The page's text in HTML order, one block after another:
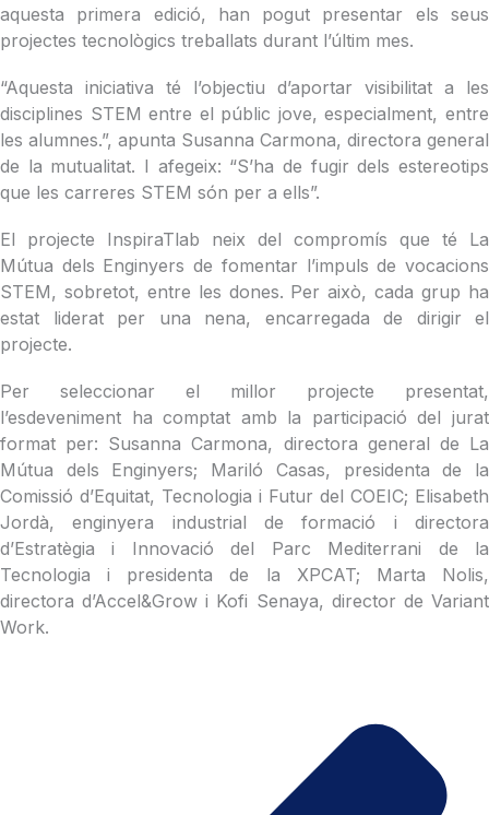
aquesta primera edició, han pogut presentar els seus
projectes tecnològics treballats durant l’últim mes.
“Aquesta iniciativa té l’objectiu d’aportar visibilitat a les
disciplines STEM entre el públic jove, especialment, entre
les alumnes.”, apunta Susanna Carmona, directora general
de la mutualitat. I afegeix: “S’ha de fugir dels estereotips
que les carreres STEM són per a ells”.
El projecte InspiraTlab neix del compromís que té La
Mútua dels Enginyers de fomentar l’impuls de vocacions
STEM, sobretot, entre les dones. Per això, cada grup ha
estat liderat per una nena, encarregada de dirigir el
projecte.
Per seleccionar el millor projecte presentat,
l’esdeveniment ha comptat amb la participació del jurat
format per: Susanna Carmona, directora general de La
Mútua dels Enginyers; Mariló Casas, presidenta de la
Comissió d’Equitat, Tecnologia i Futur del COEIC; Elisabeth
Jordà, enginyera industrial de formació i directora
d’Estratègia i Innovació del Parc Mediterrani de la
Tecnologia i presidenta de la XPCAT; Marta Nolis,
directora d’Accel&Grow i Kofi Senaya, director de Variant
Work.